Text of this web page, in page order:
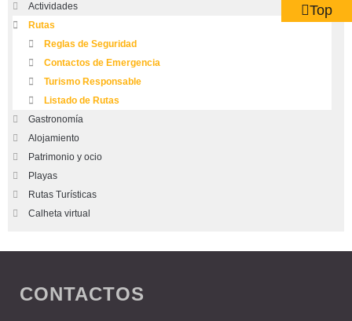
Actividades
Rutas
Reglas de Seguridad
Contactos de Emergencia
Turismo Responsable
Listado de Rutas
Gastronomía
Alojamiento
Patrimonio y ocio
Playas
Rutas Turísticas
Calheta virtual
CONTACTOS
Top